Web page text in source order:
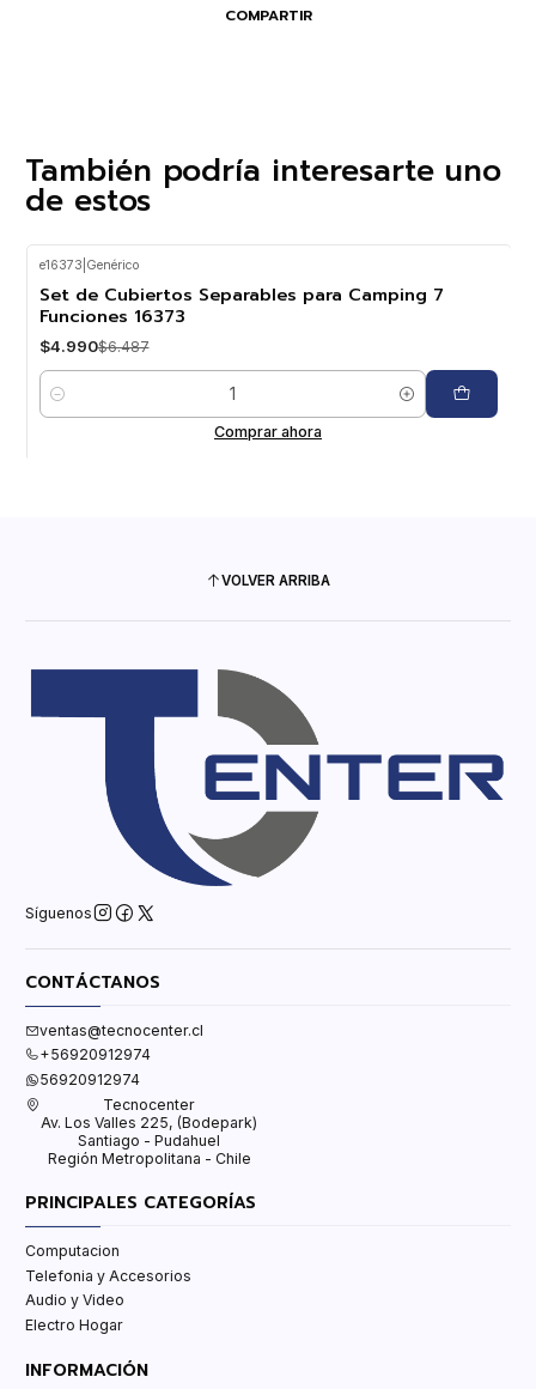
COMPARTIR
También podría interesarte uno
de estos
e16373 Genérico
Set de Cubiertos Separables para Camping 7
Funciones 16373
$4.990$6.487
Cantidad
Comprar ahora
VOLVER ARRIBA
Síguenos
CONTÁCTANOS
ventas@tecnocenter.cl
+56920912974
56920912974
Tecnocenter
Av. Los Valles 225, (Bodepark)
Santiago - Pudahuel
Región Metropolitana - Chile
PRINCIPALES CATEGORÍAS
Computacion
Telefonia y Accesorios
Audio y Video
Electro Hogar
INFORMACIÓN